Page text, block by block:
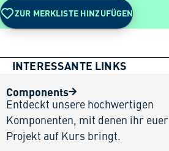
ZUR MERKLISTE HINZUFÜGEN
INTERESSANTE LINKS
Components
Entdeckt unsere hochwertigen
Komponenten, mit denen ihr euer
Projekt auf Kurs bringt.